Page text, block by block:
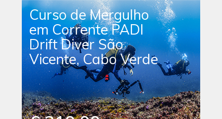
Curso de Mergulho
em Corrente PADI
Drift Diver São
Vicente, Cabo Verde